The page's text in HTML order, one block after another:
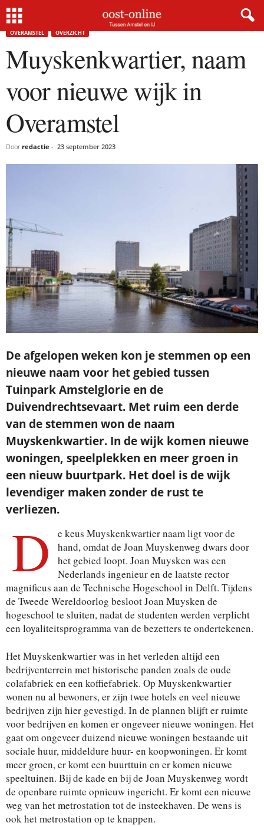
Home Muyskenkwartier, naam voor nieuwe wijk in Overamstel
OVERAMSTEL OVERZICHT
Muyskenkwartier, naam
voor nieuwe wijk in
Overamstel
Door redactie - 23 september 2023
De afgelopen weken kon je stemmen op een
nieuwe naam voor het gebied tussen
Tuinpark Amstelglorie en de
Duivendrechtsevaart. Met ruim een derde
van de stemmen won de naam
Muyskenkwartier. In de wijk komen nieuwe
woningen, speelplekken en meer groen in
een nieuw buurtpark. Het doel is de wijk
levendiger maken zonder de rust te
verliezen.
D
e keus Muyskenkwartier naam ligt voor de
hand, omdat de Joan Muyskenweg dwars door
het gebied loopt. Joan Muysken was een
Nederlands ingenieur en de laatste rector
magnificus aan de Technische Hogeschool in Delft. Tijdens
de Tweede Wereldoorlog besloot Joan Muysken de
hogeschool te sluiten, nadat de studenten werden verplicht
een loyaliteitsprogramma van de bezetters te ondertekenen.
Het Muyskenkwartier was in het verleden altijd een
bedrijventerrein met historische panden zoals de oude
colafabriek en een koffiefabriek. Op Muyskenkwartier
wonen nu al bewoners, er zijn twee hotels en veel nieuwe
bedrijven zijn hier gevestigd. In de plannen blijft er ruimte
voor bedrijven en komen er ongeveer nieuwe woningen. Het
gaat om ongeveer duizend nieuwe woningen bestaande uit
sociale huur, middeldure huur- en koopwoningen. Er komt
meer groen, er komt een buurttuin en er komen nieuwe
speeltuinen. Bij de kade en bij de Joan Muyskenweg wordt
de openbare ruimte opnieuw ingericht. Er komt een nieuwe
weg van het metrostation tot de insteekhaven. De wens is
ook het metrostation op te knappen.